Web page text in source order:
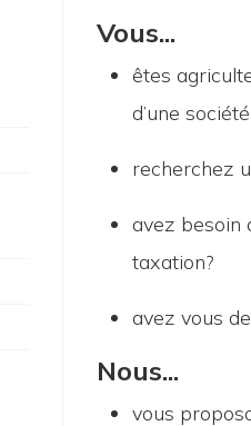
Vous...
êtes
d’une
recherchez
avez besoin
taxation?
avez vous
Nous...
vous